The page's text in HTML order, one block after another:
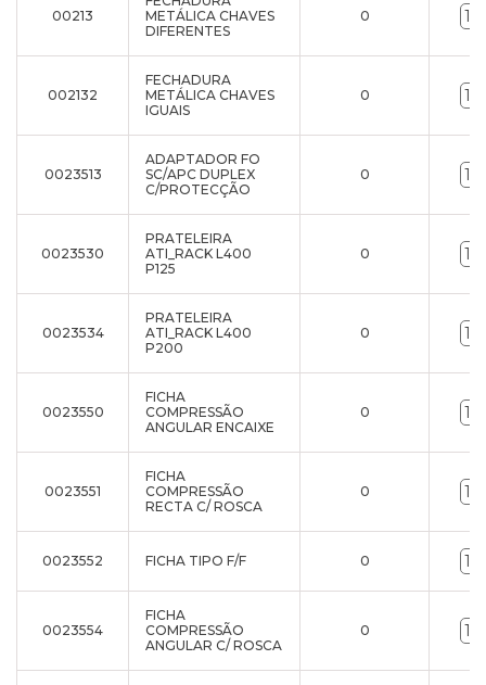
00213
METÁLICA CHAVES
DIFERENTES
0
002132
FECHADURA
METÁLICA CHAVES
IGUAIS
0
0023513
ADAPTADOR FO
SC/APC DUPLEX
C/PROTECÇÃO
0
0023530
PRATELEIRA
ATI_RACK L400
P125
0
0023534
PRATELEIRA
ATI_RACK L400
P200
0
0023550
FICHA
COMPRESSÃO
ANGULAR ENCAIXE
0
0023551
FICHA
COMPRESSÃO
RECTA C/ ROSCA
0
0023552 FICHA TIPO F/F 0
0023554
FICHA
COMPRESSÃO
ANGULAR C/ ROSCA
0